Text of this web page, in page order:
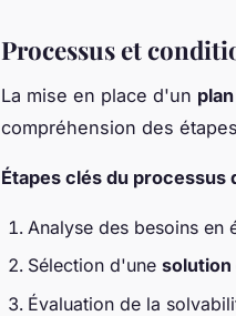
Processus et
La mise en place d'un
compréhension des
Étapes clés du processus
Analyse des besoins en
Sélection d'une solution
Évaluation de la